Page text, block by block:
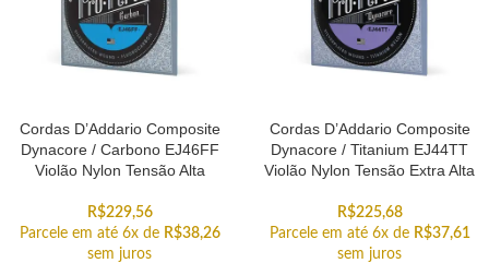
Cordas D’Addario Composite
Dynacore / Carbono EJ46FF
Violão Nylon Tensão Alta
R$229,56
Parcele em até 6x de R$38,26
sem juros
Cordas D’Addario Composite
Dynacore / Titanium EJ44TT
Violão Nylon Tensão Extra Alta
R$225,68
Parcele em até 6x de R$37,61
sem juros